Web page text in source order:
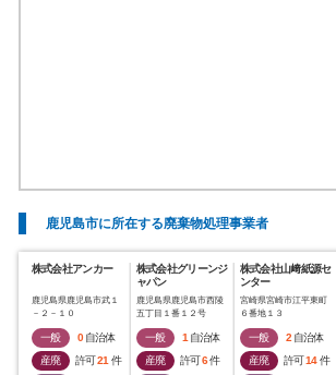
鹿児島市に所在する廃棄物処理事業者
株式会社アンカー
鹿児島県鹿児島市武１
－２－１０
一般 0 自治体
産廃
許可21 件
株式会社グリーンジ
ャパン
鹿児島県鹿児島市西陵
五丁目１番１２号
一般 1 自治体
産廃
許可6件
株式会社山﨑紙源セ
ンター
宮崎県宮崎市江平東町
６番地１３
一般 2 自治体
産廃
許可14 件